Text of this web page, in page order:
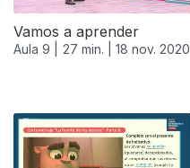
Vamos a aprender
Aula 9 | 27 min. | 18 nov. 2020
508650